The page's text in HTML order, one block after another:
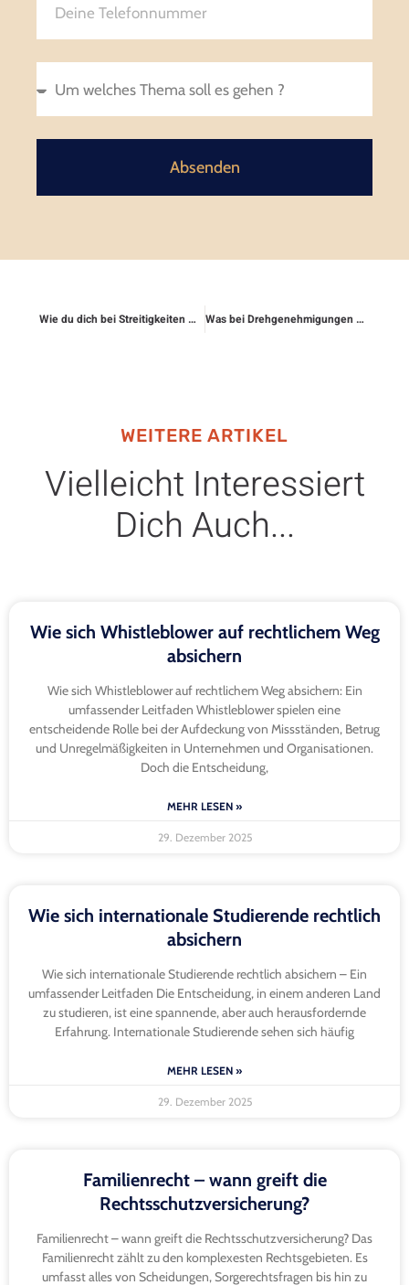
Absenden
Wie du dich bei Streitigkeiten mit Versicherungen absicherst Was bei Drehgenehmigungen und Filmrechten gilt
WEITERE ARTIKEL
Vielleicht Interessiert
Dich Auch...
Wie sich Whistleblower auf rechtlichem Weg
absichern
Wie sich Whistleblower auf rechtlichem Weg absichern: Ein
umfassender Leitfaden Whistleblower spielen eine
entscheidende Rolle bei der Aufdeckung von Missständen, Betrug
und Unregelmäßigkeiten in Unternehmen und Organisationen.
Doch die Entscheidung,
MEHR LESEN »
29. Dezember 2025
Wie sich internationale Studierende rechtlich
absichern
Wie sich internationale Studierende rechtlich absichern – Ein
umfassender Leitfaden Die Entscheidung, in einem anderen Land
zu studieren, ist eine spannende, aber auch herausfordernde
Erfahrung. Internationale Studierende sehen sich häufig
MEHR LESEN »
29. Dezember 2025
Familienrecht – wann greift die
Rechtsschutzversicherung?
Familienrecht – wann greift die Rechtsschutzversicherung? Das
Familienrecht zählt zu den komplexesten Rechtsgebieten. Es
umfasst alles von Scheidungen, Sorgerechtsfragen bis hin zu